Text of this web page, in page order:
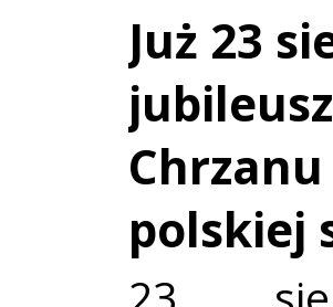
Już 23
polskiej